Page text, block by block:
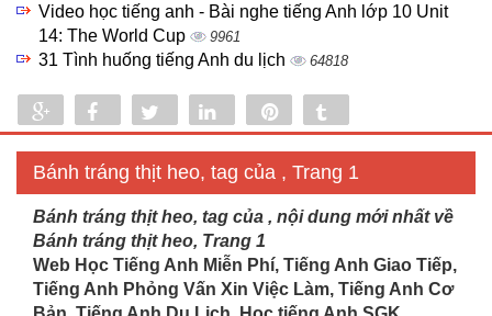
Video học tiếng anh - Bài nghe tiếng Anh lớp 10 Unit
14: The World Cup
9961
31 Tình huống tiếng Anh du lịch 64818
Share Share Tweet Share
Bánh tráng thịt heo, tag của , Trang 1
Bánh tráng thịt heo, tag của , nội dung mới nhất về
Bánh tráng thịt heo, Trang 1
Web Học Tiếng Anh Miễn Phí, Tiếng Anh Giao Tiếp,
Tiếng Anh Phỏng Vấn Xin Việc Làm, Tiếng Anh Cơ